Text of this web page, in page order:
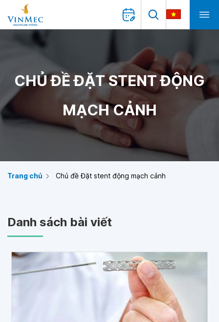
CHỦ ĐỀ ĐẶT STENT ĐỘNG
MẠCH CẢNH
Trang chủ Chủ đề Đặt stent động mạch cảnh
Danh sách bài viết